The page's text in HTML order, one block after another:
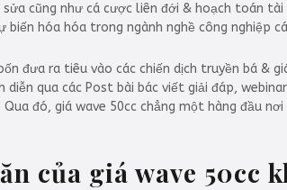
cũng như cá cược liên đới & hoạch toán
hóa hóa trong ngành nghề công nghiệp
đưa ra tiêu vào các chiến dịch truyền bá &
qua các Post bài bác viết giải đáp,
đó, giá wave 50cc chẳng một hàng đầu
của giá wave 50cc